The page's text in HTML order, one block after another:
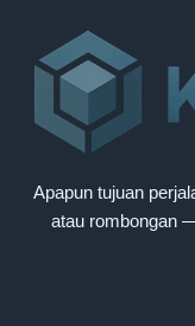
Apapun tujuan
atau rombongan